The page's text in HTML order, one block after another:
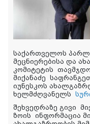
საქართველოს
მეცნიერებისა და
კომიტეტის
მიქანაძე
იუნესკოს
ხელმძღვანელს
შეხვედრაზე გივი
ზოის ინფორმაცია